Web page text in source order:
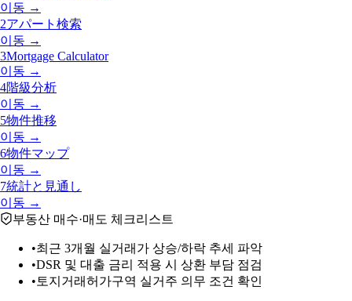
이동 →
2アパート検索
이동 →
3Mortgage Calculator
이동 →
4階級分析
이동 →
5物件推移
이동 →
6物件マップ
이동 →
7統計と見通し
이동 →
부동산 매수·매도 체크리스트
•최근 3개월 실거래가 상승/하락 추세 파악
•DSR 및 대출 금리 적용 시 상환 부담 점검
• 토지거래허가구역 실거주 의무 조건 확인